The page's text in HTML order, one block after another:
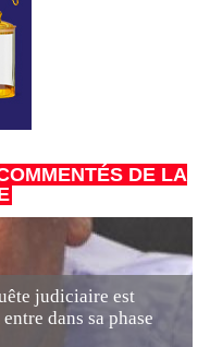
DE LA
judiciaire est
dans sa phase